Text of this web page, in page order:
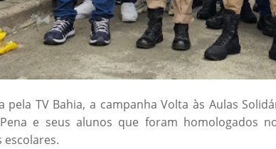
pela TV Bahia, a campanha Volta às Aulas
Pena e seus alunos que foram homologados
escolares.